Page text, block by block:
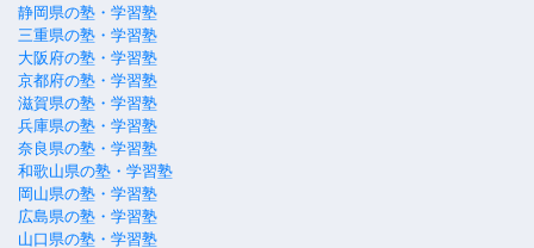
静岡県の塾・学習塾
三重県の塾・学習塾
大阪府の塾・学習塾
京都府の塾・学習塾
滋賀県の塾・学習塾
兵庫県の塾・学習塾
奈良県の塾・学習塾
和歌山県の塾・学習塾
岡山県の塾・学習塾
広島県の塾・学習塾
山口県の塾・学習塾